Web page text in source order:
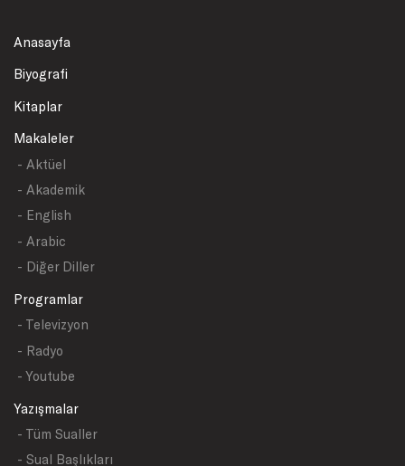
Anasayfa
Biyografi
Kitaplar
Makaleler
- Aktüel
- Akademik
- English
- Arabic
- Diğer Diller
Programlar
- Televizyon
- Radyo
- Youtube
Yazışmalar
- Tüm Sualler
- Sual Başlıkları